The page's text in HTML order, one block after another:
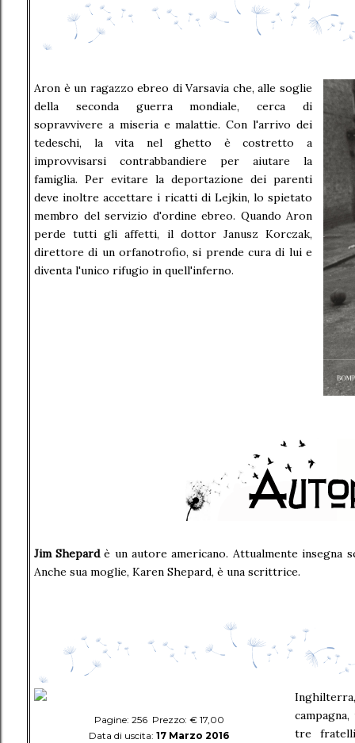
Aron è un ragazzo ebreo di Varsavia che, alle soglie
della seconda guerra mondiale, cerca di
sopravvivere a miseria e malattie. Con l'arrivo dei
tedeschi, la vita nel ghetto è costretto a
improvvisarsi contrabbandiere per aiutare la
famiglia. Per evitare la deportazione dei parenti
deve inoltre accettare i ricatti di Lejkin, lo spietato
membro del servizio d'ordine ebreo. Quando Aron
perde tutti gli affetti, il dottor Janusz Korczak,
direttore di un orfanotrofio, si prende cura di lui e
diventa l'unico rifugio in quell'inferno.
Jim Shepardè un autore americano. Attualmente insegna
Anche sua moglie, Karen Shepard, è una scrittrice.
Pagine: 256 Prezzo: € 17,00
Data di uscita: 17 Marzo 2016
tre